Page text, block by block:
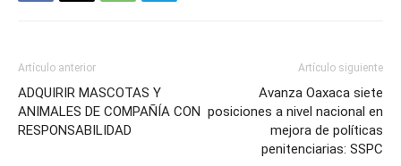
Artículo anterior
ADQUIRIR MASCOTAS Y
ANIMALES DE COMPAÑÍA CON
RESPONSABILIDAD
Artículo siguiente
Avanza Oaxaca siete
posiciones a nivel nacional en
mejora de políticas
penitenciarias: SSPC